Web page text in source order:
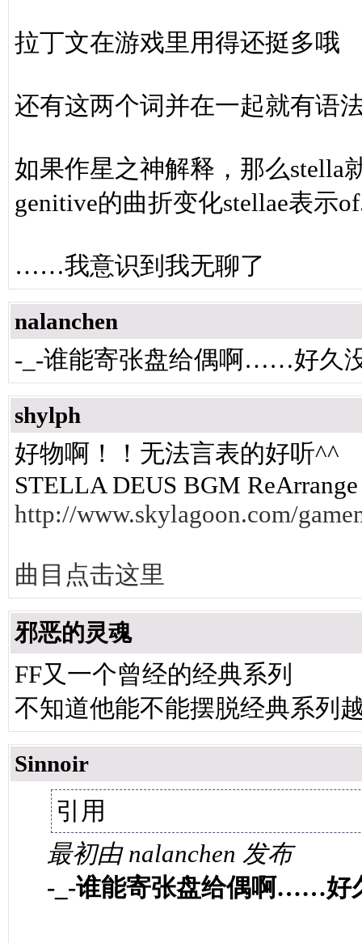
拉丁文在游戏里用得还挺多哦
还有这两个词并在一起就有
如果作星之神解释，那么stella
genitive的曲折变化stellae表示
……我意识到我无聊了
nalanchen
-_-谁能寄张盘给偶啊……好久
shylph
好物啊！！无法言表的好听^^
STELLA DEUS BGM
http://www.skylagoon.com/
曲目点击这里
邪恶的灵魂
FF又一个曾经的经典系列
不知道他能不能摆脱经典系列
Sinnoir
引用
最初由 nalanchen 发布
-_-谁能寄张盘给偶啊……好